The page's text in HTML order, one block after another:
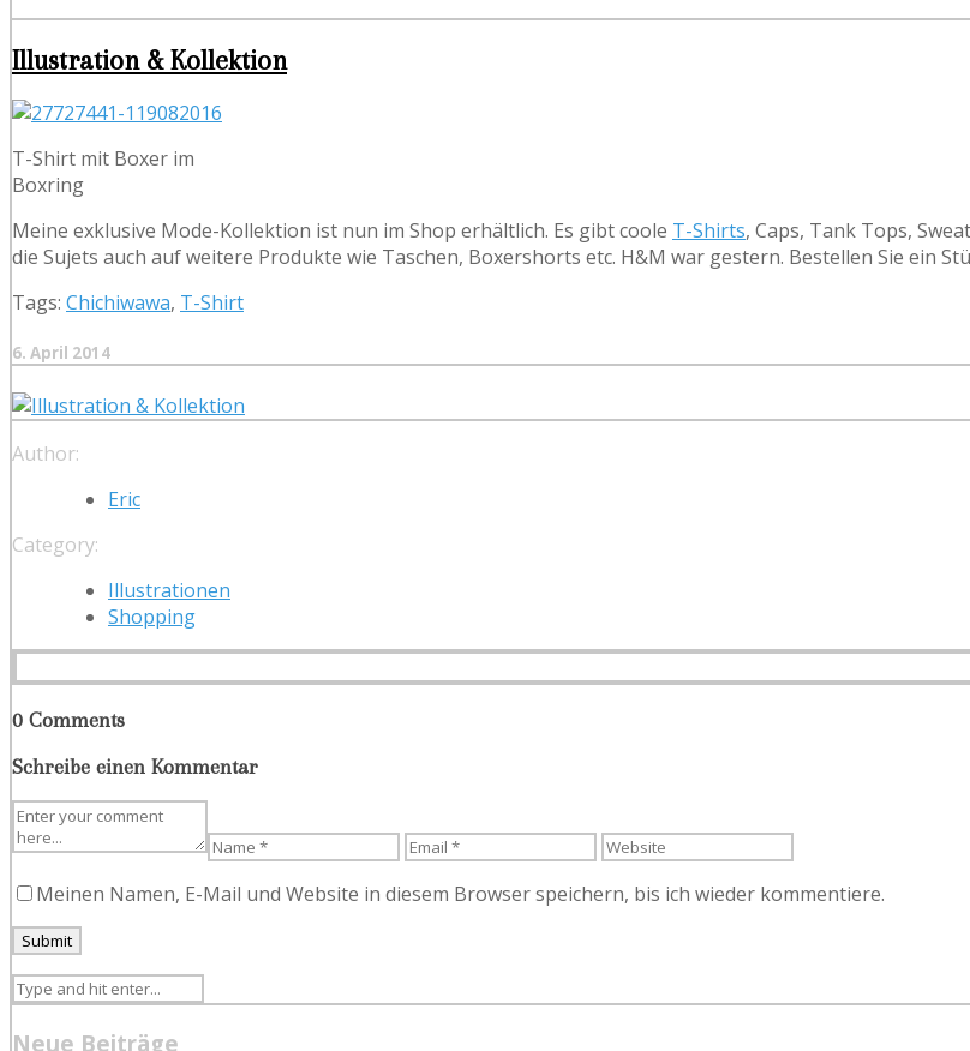
Illustration & Kollektion
T-Shirt mit Boxer im
Boxring
Meine exklusive Mode-Kollektion ist nun im Shop erhältlich. Es gibt coole T-Shirts, Caps, Tank Tops,
die Sujets auch auf weitere Produkte wie Taschen, Boxershorts etc. H&M war gestern. Bestellen Sie ein
Tags: Chichiwawa, T-Shirt
6. April 2014
Author:
Eric
Category:
Illustrationen
Shopping
0 Comments
Schreibe einen Kommentar
Meinen Namen, E-Mail und Website in diesem Browser speichern, bis ich wieder kommentiere.
Neue Beiträge